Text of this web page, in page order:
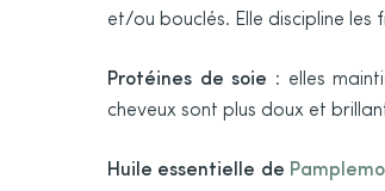
et/ou bouclés. Elle discipline les
Protéines de soie : elles
cheveux sont plus doux et
Huile essentielle de